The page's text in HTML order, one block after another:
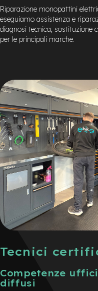
Riparazione monopattini
eseguiamo assistenza e
diagnosi tecnica, sostituzione
per le principali marche.
Tecnici
Competenze
diffusi